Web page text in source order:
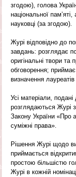
згодою), голова
національної
науковці (за згодою).
Журі відповідно до
завдань: розглядає
оригінальні твори та
обговорення;
визначення
Усі матеріали,
розглядаються Журі
Закону України «Про
суміжні права».
Рішення Журі щодо
приймається
простою більшістю
Журі в кожній